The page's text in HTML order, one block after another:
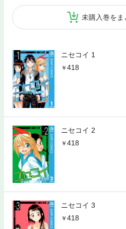
未購入巻をま
ニセコイ 1
418
ニセコイ 2
418
ニセコイ 3
418